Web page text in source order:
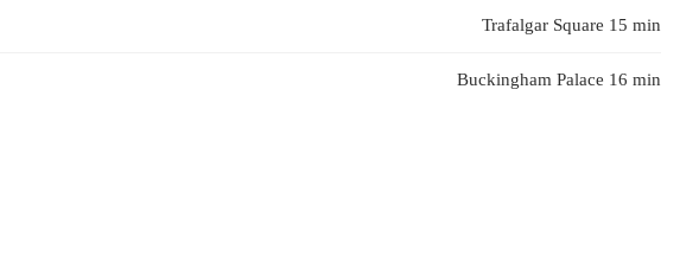
Trafalgar Square 15 min
Buckingham Palace 16 min